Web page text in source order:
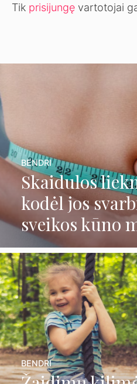
Tik prisijungę vartotojai
Skaidulos
kodėl jos
sveikos kūno
BENDRI
BENDRI